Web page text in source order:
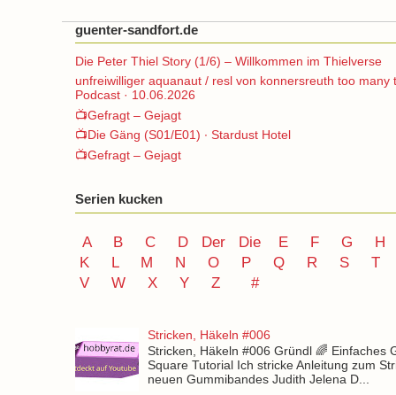
guenter-sandfort.de
Die Peter Thiel Story (1/6) – Willkommen im Thielverse
unfreiwilliger aquanaut / resl von konnersreuth too many
Podcast · 10.06.2026
📺Gefragt – Gejagt
📺Die Gäng (S01/E01) ∙ Stardust Hotel
📺Gefragt – Gejagt
Serien kucken
A B C D Der Die E F G
H
K
L M N O P Q R S
T
V
W X Y Z #
Stricken, Häkeln #006
Stricken, Häkeln #006 Gründl 🌈 Einfaches
Square Tutorial Ich stricke Anleitung zum
neuen Gummibandes Judith Jelena D...